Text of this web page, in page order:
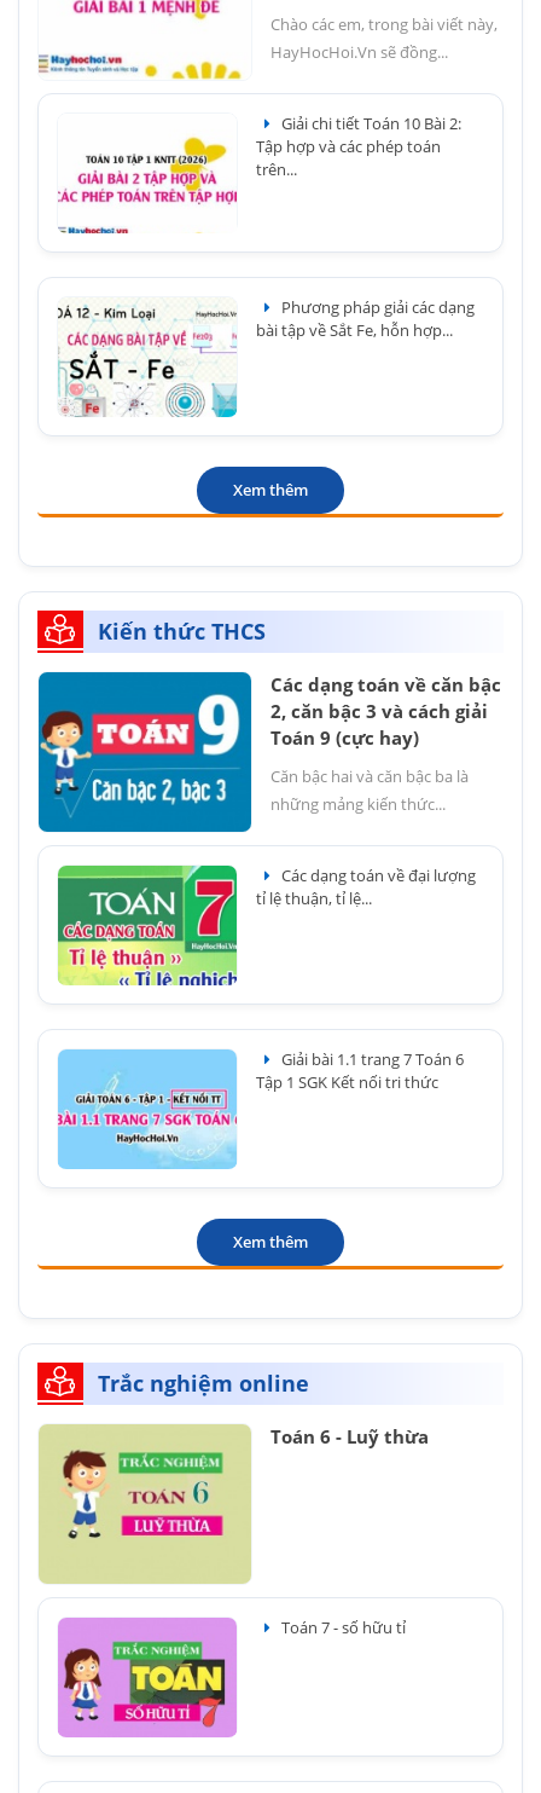
Chào các em, trong bài viết này,
HayHocHoi.Vn sẽ đồng...
Giải chi tiết Toán 10 Bài 2:
Tập hợp và các phép toán
trên...
Phương pháp giải các dạng
bài tập về Sắt Fe, hỗn hợp...
Xem thêm
Kiến thức THCS
Các dạng toán về căn bậc
2, căn bậc 3 và cách giải
Toán 9 (cực hay)
Căn bậc hai và căn bậc ba là
những mảng kiến thức...
Các dạng toán về đại lượng
tỉ lệ thuận, tỉ lệ...
Giải bài 1.1 trang 7 Toán 6
Tập 1 SGK Kết nối tri thức
Xem thêm
Trắc nghiệm online
Toán 6 - Luỹ thừa
Toán 7 - số hữu tỉ